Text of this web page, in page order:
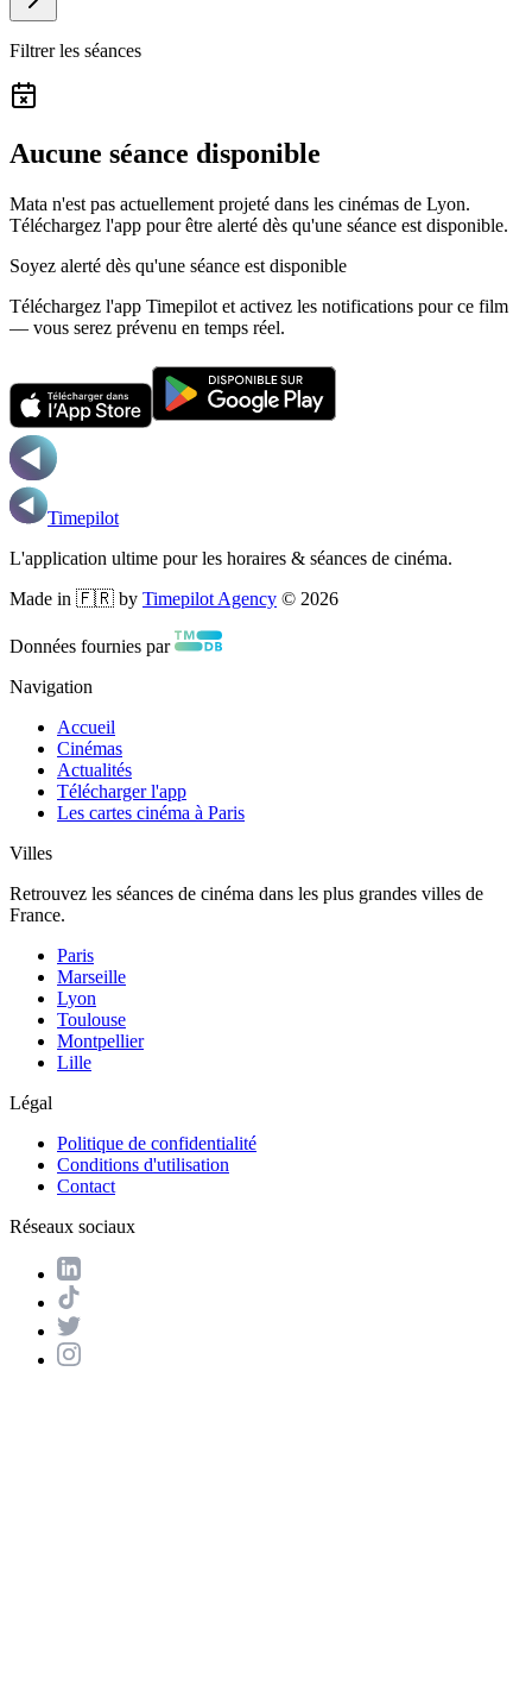
Filtrer les séances
Aucune séance disponible
Mata n'est pas actuellement projeté dans les cinémas de Lyon.
Téléchargez l'app pour être alerté dès qu'une séance est disponible.
Soyez alerté dès qu'une séance est disponible
Téléchargez l'app Timepilot et activez les notifications pour ce film
— vous serez prévenu en temps réel.
Timepilot
L'application ultime pour les horaires & séances de cinéma.
Made in 🇫🇷 by Timepilot Agency © 2026
Données fournies par
Navigation
Accueil
Cinémas
Actualités
Télécharger l'app
Les cartes cinéma à Paris
Villes
Retrouvez les séances de cinéma dans les plus grandes villes de
France.
Paris
Marseille
Lyon
Toulouse
Montpellier
Lille
Légal
Politique de confidentialité
Conditions d'utilisation
Contact
Réseaux sociaux